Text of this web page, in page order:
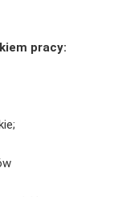
pracy: